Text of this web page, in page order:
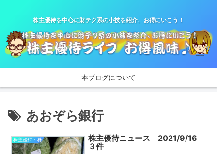
株主優待を中心に財テク系の小技を紹介、お得にいこう！
本ブログについて
あおぞら銀行
株主優待・株
株主優待ニュース 2021/9/16
３件